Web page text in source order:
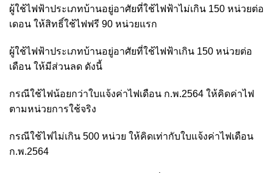
ผู้ใช้ไฟฟ้าประเภทบ้านอยู่อาศัยที่ใช้ไฟฟ้าไม่เกิน 150 หน่วยต่อ
เดอน ให้สิทธิ์ใช้ไฟฟรี 90 หน่วยแรก
ผู้ใช้ไฟฟ้าประเภทบ้านอยู่อาศัยที่ใช้ไฟฟ้าเกิน 150 หน่วยต่อ
เดือน ให้มีส่วนลด ดังนี้
กรณีใช้ไฟน้อยกว่าใบแจ้งค่าไฟเดือน ก.พ.2564 ให้คิดค่าไฟ
ตามหน่วยการใช้จริง
กรณีใช้ไฟไม่เกิน 500 หน่วย ให้คิดเท่ากับใบแจ้งค่าไฟเดือน
ก.พ.2564